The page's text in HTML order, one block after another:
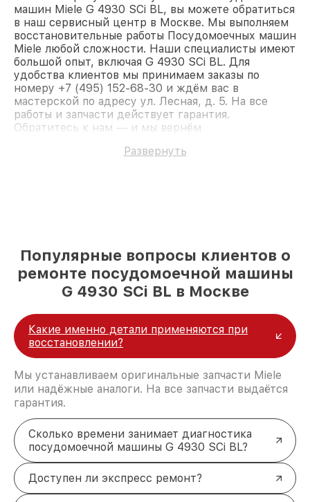
машин Miele G 4930 SCi BL, вы можете обратиться
в наш сервисный центр в Москве. Мы выполняем
восстановительные работы Посудомоечных машин
Miele любой сложности. Наши специалисты имеют
большой опыт, включая G 4930 SCi BL. Для
удобства клиентов мы принимаем заказы по
номеру +7 (495) 152-68-30 и ждём вас в
мастерской по адресу ул. Лесная, д. 5. На все
работы и запчасти действует гарантия.
Обратитесь к нам — и мы вернём
Развернуть
Популярные вопросы клиентов о
ремонте посудомоечной машины
G 4930 SCi BL в Москве
Какие именно детали применяются при
восстановлении?
Мы устанавливаем оригинальные запчасти Miele
или надёжные аналоги. На все запчасти выдаётся
гарантия.
Сколько времени занимает диагностика
посудомоечной машины G 4930 SCi BL?
Доступен ли экспресс ремонт?